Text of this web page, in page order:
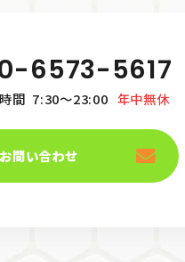
6573-5617
間 7:30～23:00 年中無休
問い合わせ